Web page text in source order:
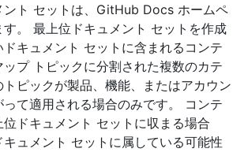
ント セットは、GitHub Docs ホームペ
。 最上位ドキュメント セットを作成
キュメント セットに含まれるコンテ
ップ トピックに分割された複数のカテ
ピックが製品、機能、またはアカウン
って適用される場合のみです。 コンテ
位ドキュメント セットに収まる場合
ュメント セットに属している可能性